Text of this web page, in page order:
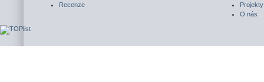
Recenze
Projekty
O nás